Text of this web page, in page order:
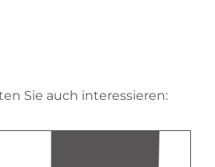
Sie auch interessieren: